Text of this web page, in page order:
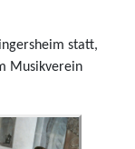
statt,
Musikverein